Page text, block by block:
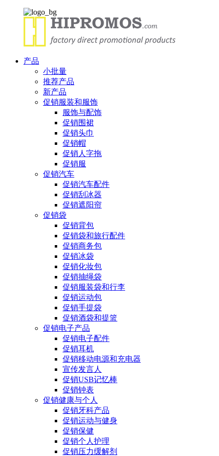
产品
小批量
推荐产品
新产品
促销服装和服饰
服饰与配饰
促销围裙
促销头巾
促销帽
促销人字拖
促销服
促销汽车
促销汽车配件
促销刮冰器
促销遮阳帘
促销袋
促销背包
促销袋和旅行配件
促销商务包
促销冰袋
促销化妆包
促销抽绳袋
促销服装袋和行李
促销运动包
促销手提袋
促销酒袋和提篮
促销电子产品
促销电子配件
促销耳机
促销移动电源和充电器
宣传发言人
促销USB记忆棒
促销钟表
促销健康与个人
促销牙科产品
促销运动与健身
促销保健
促销个人护理
促销压力缓解剂